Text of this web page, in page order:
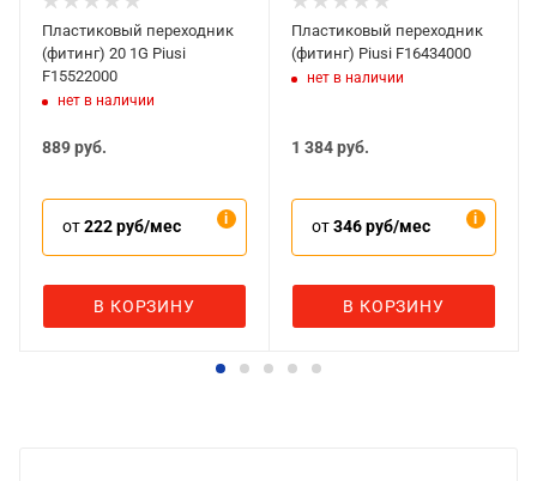
Пластиковый переходник
(фитинг) 20 1G Piusi
F15522000
нет в наличии
889руб.
от222 руб/мес
В КОРЗИНУ
Пластиковый переходник
(фитинг) Piusi F16434000
нет в наличии
1 384руб.
от346 руб/мес
В КОРЗИНУ